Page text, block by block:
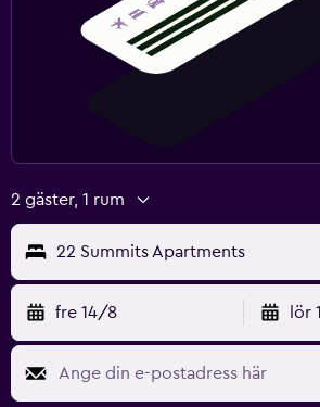
2 gäster, 1 rum
22 Summits Apartments
fre 14/8 lör